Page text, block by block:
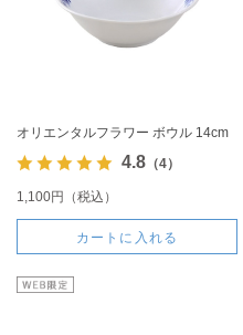
オリエンタルフラワー ボウル 14cm
4.8（4）
1,100円（税込）
カートに入れる